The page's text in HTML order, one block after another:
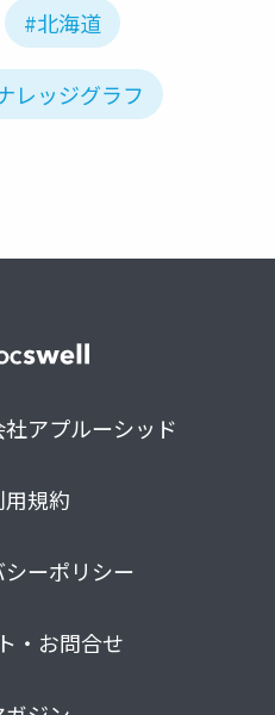
#北海道
レッジグラフ
アプルーシッド
用規約
ーポリシー
・お問合せ